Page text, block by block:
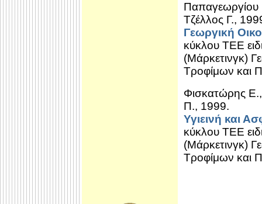
Τζέλλος Γ.,
Γεωργική
κύκλου ΤΕΕ
(Μάρκετινγκ)
Τροφίμων και
Φισκατώρης
Π., 1999.
Υγιεινή και
κύκλου ΤΕΕ
(Μάρκετινγκ)
Τροφίμων και